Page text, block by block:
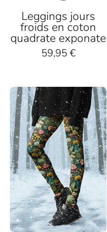
Leggings jours
froids en coton
quadrate exponate
59,95 €
Frau
mit
bunter
Blumenmuster-
Leggings
im
verschneiten
Winterwald,
nachhaltige
Mode